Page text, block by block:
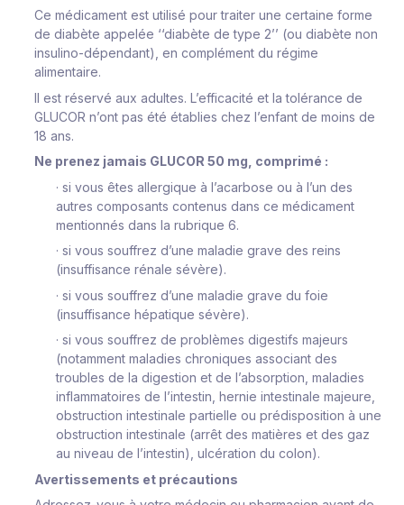
Ce médicament est utilisé pour traiter une certaine forme
de diabète appelée ‘‘diabète de type 2’’ (ou diabète non
insulino-dépendant), en complément du régime
alimentaire.
Il est réservé aux adultes. L’efficacité et la tolérance de
GLUCOR n’ont pas été établies chez l’enfant de moins de
18 ans.
Ne prenez jamais GLUCOR 50 mg, comprimé :
· si vous êtes allergique à l’acarbose ou à l’un des
autres composants contenus dans ce médicament
mentionnés dans la rubrique 6.
· si vous souffrez d’une maladie grave des reins
(insuffisance rénale sévère).
· si vous souffrez d’une maladie grave du foie
(insuffisance hépatique sévère).
· si vous souffrez de problèmes digestifs majeurs
(notamment maladies chroniques associant des
troubles de la digestion et de l’absorption, maladies
inflammatoires de l’intestin, hernie intestinale majeure,
obstruction intestinale partielle ou prédisposition à une
obstruction intestinale (arrêt des matières et des gaz
au niveau de l’intestin), ulcération du colon).
Avertissements et précautions